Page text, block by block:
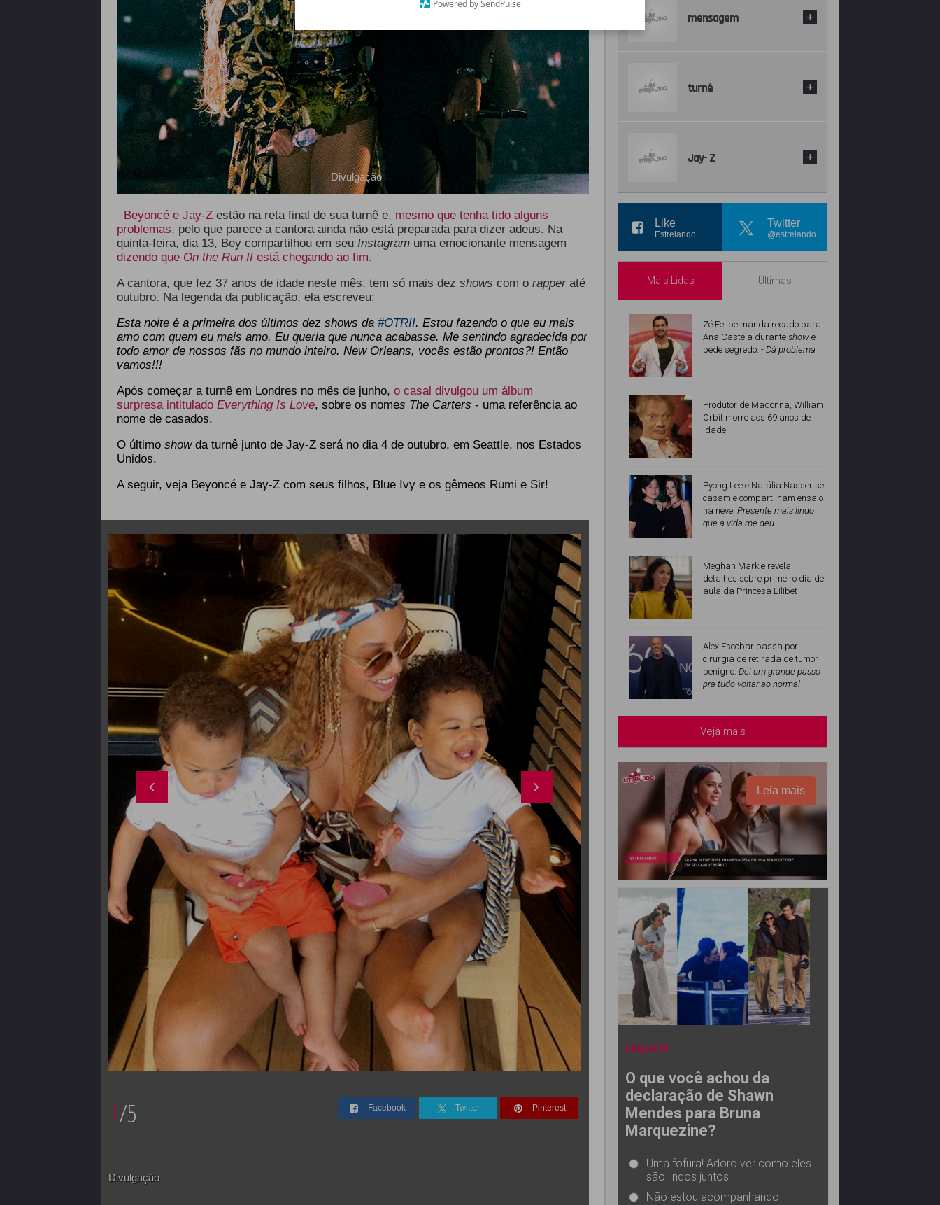
Powered by SendPulse
Divulgação
Beyoncé e Jay-Zestão na reta final de sua turnê e, mesmo que tenha tido alguns
problemas, pelo que parece a cantora ainda não está preparada para dizer adeus. Na
quinta-feira, dia 13, Bey compartilhou em seu Instagramuma emocionante mensagem
dizendo que On the Run II está chegando ao fim.
A cantora, que fez 37 anos de idade neste mês, tem só mais dez shows com o rapperaté
outubro. Na legenda da publicação, ela escreveu:
Esta noite é a primeira dos últimos dez shows da #OTRII. Estou fazendo o que eu mais
amo com quem eu mais amo. Eu queria que nunca acabasse. Me sentindo agradecida por
todo amor de nossos fãs no mundo inteiro. New Orleans, vocês estão prontos?! Então
vamos!!!
Após começar a turnê em Londres no mês de junho, o casal divulgou um álbum
surpresa intituladoEverything Is Love, sobre os nomes The Carters - uma referência ao
nome de casados.
O último showda turnê junto de Jay-Z será no dia 4 de outubro, em Seattle, nos Estados
Unidos.
A seguir, veja Beyoncé e Jay-Z com seus filhos, Blue Ivy e os gêmeos Rumi e Sir!
1/5 Facebook Twitter Pinterest
Divulgação
mensagem +
turnê +
Jay- Z +
Like
Estrelando
Twitter
@estrelando
Mais Lidas Últimas
Zé Felipe manda recado para
Ana Castela durante show e
pede segredo: - Dá problema
Produtor de Madonna, William
Orbit morre aos 69 anos de
idade
Pyong Lee e Natália Nasser se
casam e compartilham ensaio
na neve: Presente mais lindo
que a vida me deu
Meghan Markle revela
detalhes sobre primeiro dia de
aula da Princesa Lilibet
Alex Escobar passa por
cirurgia de retirada de tumor
benigno: Dei um grande passo
pra tudo voltar ao normal
Veja mais
Leia mais
ENQUETE
O que você achou da
declaração de Shawn
Mendes para Bruna
Marquezine?
Uma fofura! Adoro ver como eles
são lindos juntos
Não estou acompanhando